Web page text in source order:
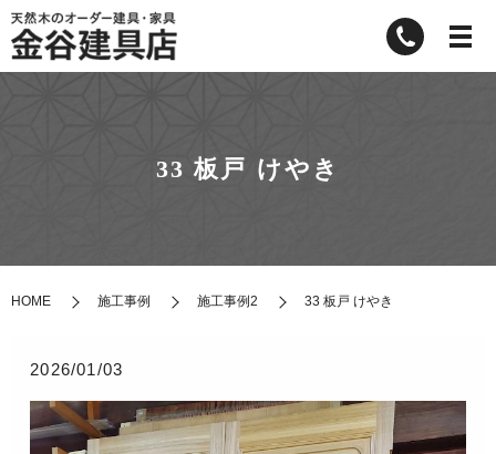
33 板戸 けやき
HOME 施工事例 施工事例2 33 板戸 けやき
2026/01/03